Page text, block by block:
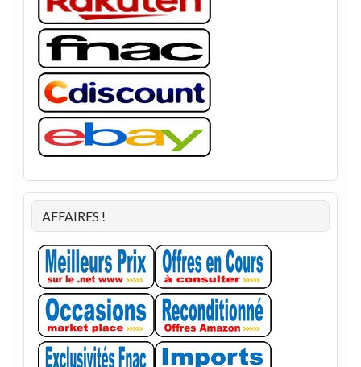
AFFAIRES !